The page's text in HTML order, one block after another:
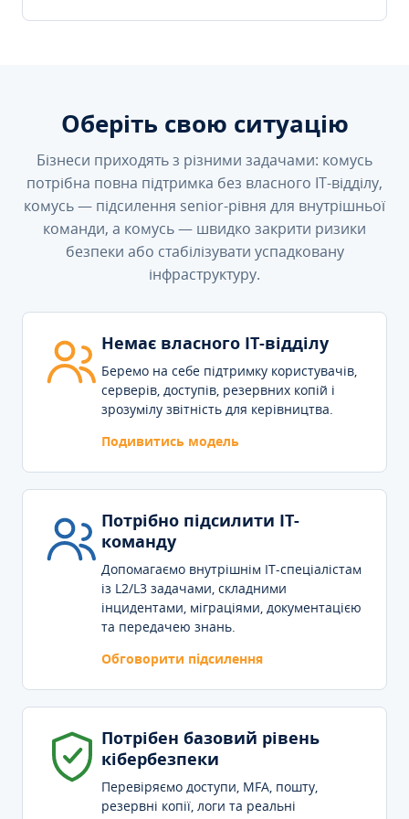
Оберіть свою ситуацію
Бізнеси приходять з різними задачами: комусь
потрібна повна підтримка без власного IT-відділу,
комусь — підсилення senior-рівня для внутрішньої
команди, а комусь — швидко закрити ризики
безпеки або стабілізувати успадковану
інфраструктуру.
Немає власного IT-відділу
Беремо на себе підтримку користувачів,
серверів, доступів, резервних копій і
зрозумілу звітність для керівництва.
Подивитись модель
Потрібно підсилити IT-
команду
Допомагаємо внутрішнім IT-спеціалістам
із L2/L3 задачами, складними
інцидентами, міграціями, документацією
та передачею знань.
Обговорити підсилення
Потрібен базовий рівень
кібербезпеки
Перевіряємо доступи, MFA, пошту,
резервні копії, логи та реальні